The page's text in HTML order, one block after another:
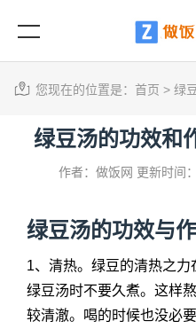
您现在的位置是： 首页 > 绿
绿豆汤的功效和
作者：做饭网 更新时间
绿豆汤的功效与
1、清热。绿豆的清热之
绿豆汤时不要久煮。这样
较清澈。喝的时候也没必